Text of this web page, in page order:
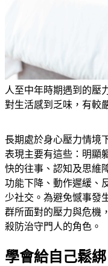
人至中年時期遇到的壓
對生活感到乏味，有較
長期處於身心壓力情境
表現主要有這些：明顯
快的往事、認知及思維
功能下降、動作遲緩、
少社交。為避免憾事發
群所面對的壓力與危機
殺防治守門人的角色。
學會給自己鬆